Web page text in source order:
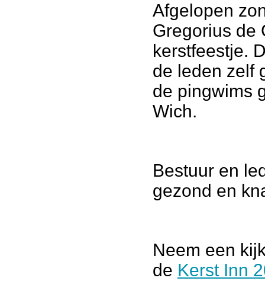
Afgelopen
Gregorius de
kerstfeestje.
de leden zelf
de pingwims
Wich.
Bestuur en
gezond en
Neem een
de Kerst Inn